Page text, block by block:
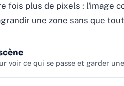
fois plus de pixels : l'image
une zone sans que
voir ce qui se passe et garder